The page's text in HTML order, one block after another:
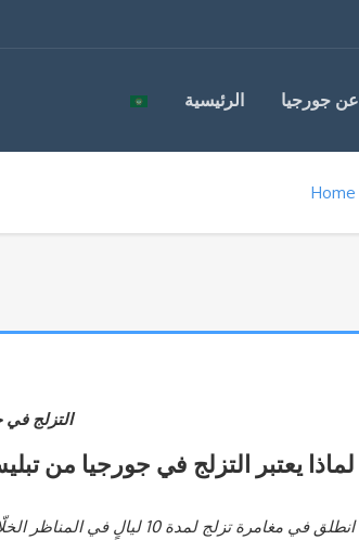
الرئيسية عن جورجيا
Home
التزلج في
لماذا يعتبر التزلج في جورجيا من